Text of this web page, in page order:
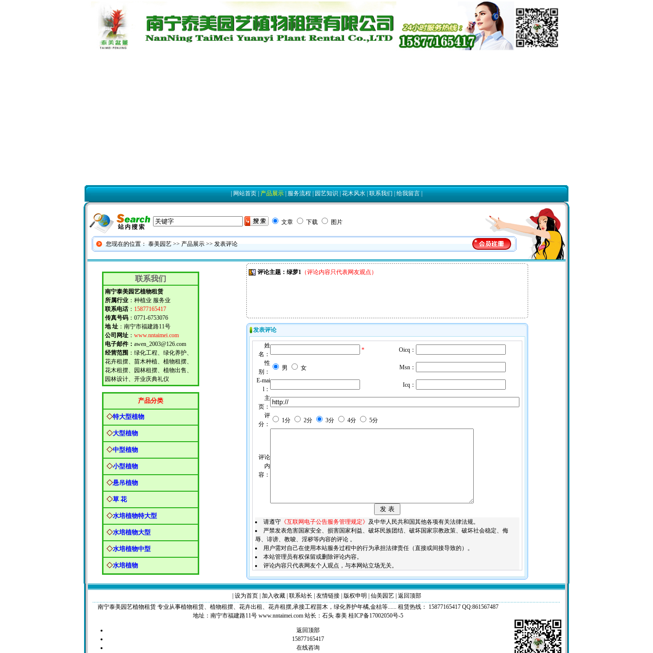
|网站首页|产品展示|服务流程|园艺知识|花木风水|联系我们|给我留言|
文章 下载 图片
您现在的位置： 泰美园艺 >> 产品展示 >> 发表评论
联系我们
南宁泰美园艺植物租赁
所属行业：种植业 服务业
联系电话： 15877165417
传真号码：0771-6753076
地 址：南宁市福建路11号
公司网址： www.nntaimei.com
电子邮件： awen_2003@126.com
经营范围 ：绿化工程、绿化养护、
花卉租摆、苗木种植、植物租摆、
花木租摆、园林租摆、植物出售、
园林设计、开业庆典礼仪
产品分类
◇特大型植物
◇大型植物
◇中型植物
◇小型植物
◇悬吊植物
◇草 花
◇水培植物特大型
◇水培植物大型
◇水培植物中型
◇水培植物
评论主题：绿萝1（评论内容只代表网友观点）
发表评论
姓
名：
*
Oicq：
性
别：
男 女
Msn：
E-mai
l：
Icq：
主
页：
评
分：
1分 2分 3分 4分 5分
评论
内
容：
请遵守《互联网电子公告服务管理规定》 及中华人民共和国其他各项有关法律法规。
严禁发表危害国家安全、损害国家利益、破坏民族团结、破坏国家宗教政策、破坏社会稳定、侮
辱、诽谤、教唆、淫秽等内容的评论 。
用户需对自己在使用本站服务过程中的行为承担法律责任（直接或间接导致的）。
本站管理员有权保留或删除评论内容。
评论内容只代表网友个人观点，与本网站立场无关。
设为首页| 加入收藏| 联系站长 友情链接| 版权申明 仙美园艺| 返回顶部
南宁泰美园艺植物租赁 专业从事植物租赁、植物租摆、花卉出租、花卉租摆,承接工程苗木，绿化养护年橘,金桔等...... 租赁热线： 15877165417 QQ:861567487
地址：南宁市福建路11号 www.nntaimei.com 站长： 石头 泰美 桂ICP备17002050号-5
返回顶部
15877165417
在线咨询